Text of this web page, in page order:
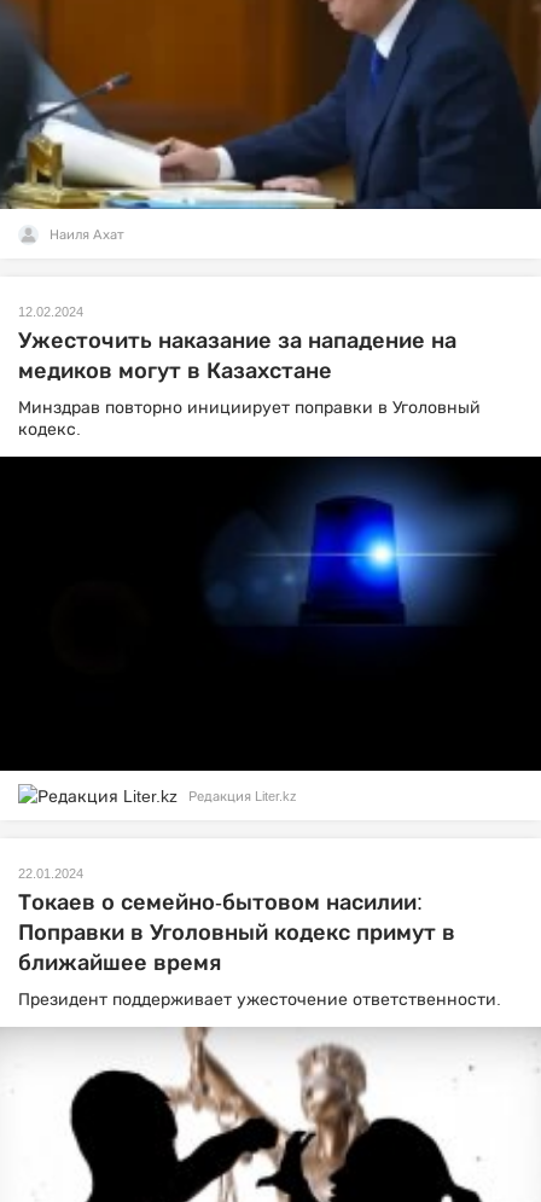
Наиля Ахат
12.02.2024
Ужесточить наказание за нападение на
медиков могут в Казахстане
Минздрав повторно инициирует поправки в Уголовный
кодекс.
Редакция Liter.kz
22.01.2024
Токаев о семейно-бытовом насилии:
Поправки в Уголовный кодекс примут в
ближайшее время
Президент поддерживает ужесточение ответственности.